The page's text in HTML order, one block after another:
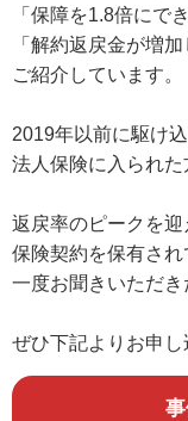
「保障を1.8倍にでき
「解約返戻金が増
ご紹介しています。
2019年以前に駆け
法人保険に入られた
返戻率のピークを迎
保険契約を保有され
一度お聞きいただき
ぜひ下記よりお申し